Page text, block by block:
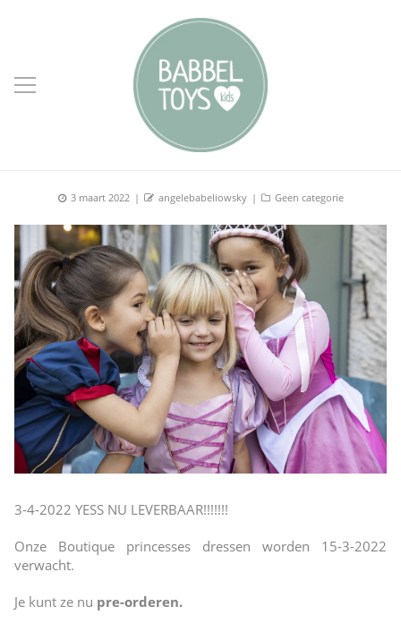
Posted
3 maart 2022 Author
angelebabeliowsky Categories
Geen categorie
3-4-2022 YESS NU LEVERBAAR!!!!!!!
Onze Boutique princesses dressen worden 15-3-2022
verwacht.
Je kunt ze nu pre-orderen.